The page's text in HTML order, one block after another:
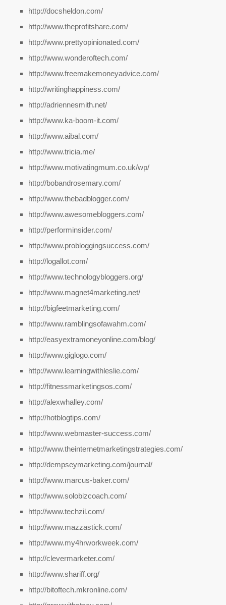
http://docsheldon.com/
http://www.theprofitshare.com/
http://www.prettyopinionated.com/
http://www.wonderoftech.com/
http://www.freemakemoneyadvice.com/
http://writinghappiness.com/
http://adriennesmith.net/
http://www.ka-boom-it.com/
http://www.aibal.com/
http://www.tricia.me/
http://www.motivatingmum.co.uk/wp/
http://bobandrosemary.com/
http://www.thebadblogger.com/
http://www.awesomebloggers.com/
http://performinsider.com/
http://www.probloggingsuccess.com/
http://logallot.com/
http://www.technologybloggers.org/
http://www.magnet4marketing.net/
http://bigfeetmarketing.com/
http://www.ramblingsofawahm.com/
http://easyextramoneyonline.com/blog/
http://www.giglogo.com/
http://www.learningwithleslie.com/
http://fitnessmarketingsos.com/
http://alexwhalley.com/
http://hotblogtips.com/
http://www.webmaster-success.com/
http://www.theinternetmarketingstrategies.com/
http://dempseymarketing.com/journal/
http://www.marcus-baker.com/
http://www.solobizcoach.com/
http://www.techzil.com/
http://www.mazzastick.com/
http://www.my4hrworkweek.com/
http://clevermarketer.com/
http://www.shariff.org/
http://bitoftech.mkronline.com/